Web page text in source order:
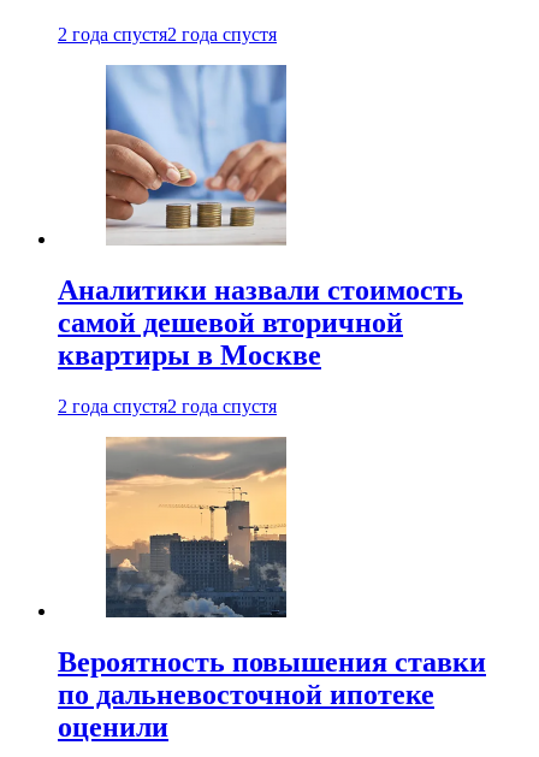
2 года спустя2 года спустя
Аналитики назвали стоимость
самой дешевой вторичной
квартиры в Москве
2 года спустя2 года спустя
Вероятность повышения ставки
по дальневосточной ипотеке
оценили